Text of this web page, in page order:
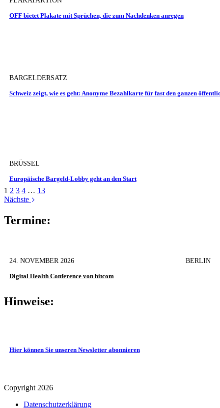
OFF bietet Plakate mit Sprüchen, die zum Nachdenken anregen
BARGELDERSATZ
Schweiz zeigt, wie es geht: Anonyme Bezahlkarte für fast den ganzen
BRÜSSEL
Europäische Bargeld-Lobby geht an den Start
1 2 3 4 … 13
Nächste
Termine:
24. NOVEMBER 2026 BERLIN
Digital Health Conference von bitcom
Hinweise:
Hier können Sie unseren Newsletter abonnieren
Copyright 2026
Datenschutz­erklärung